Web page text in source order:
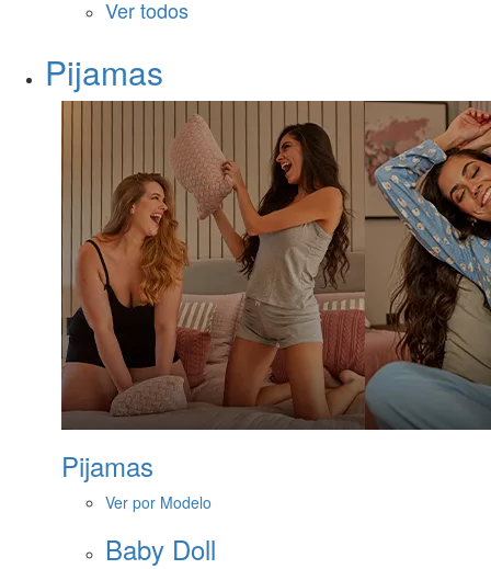
Ver todos
Pijamas
Pijamas
Ver por Modelo
Baby Doll